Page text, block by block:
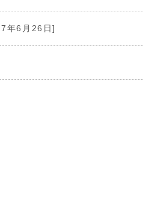
年6月26日]